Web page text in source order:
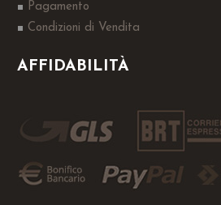
Pagamento
Condizioni di Vendita
AFFIDABILITÀ